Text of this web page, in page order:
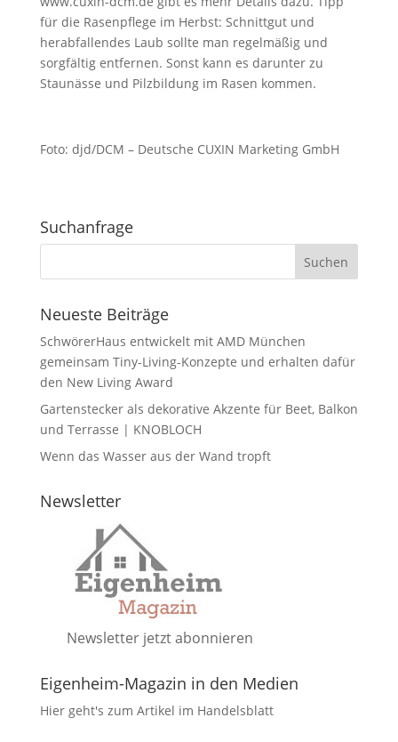
für die Rasenpflege im Herbst: Schnittgut und
herabfallendes Laub sollte man regelmäßig und
sorgfältig entfernen. Sonst kann es darunter zu
Staunässe und Pilzbildung im Rasen kommen.
Foto: djd/DCM – Deutsche CUXIN Marketing GmbH
Suchanfrage
Neueste Beiträge
SchwörerHaus entwickelt mit AMD München
gemeinsam Tiny-Living-Konzepte und erhalten dafür
den New Living Award
Gartenstecker als dekorative Akzente für Beet, Balkon
und Terrasse | KNOBLOCH
Wenn das Wasser aus der Wand tropft
Newsletter
Newsletter jetzt abonnieren
Eigenheim-Magazin in den Medien
Hier geht's zum Artikel im Handelsblatt